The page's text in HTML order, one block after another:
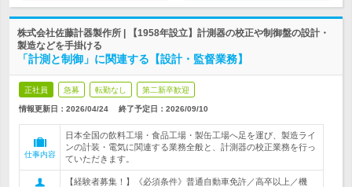
株式会社佐藤計器製作所 | 【1958年設立】計測器の校正や制御盤の設計・
製造などを手掛ける
「計測と制御」に関連する【設計・監督業務】
正社員 急募 転勤なし 第二新卒歓迎
情報更新日：2026/04/24 終了予定日： 2026/09/10
仕事内容
日本全国の飲料工場・食品工場・製缶工場へ足を運び、製造ライ
ンの計装・電気に関連する業務全般と、計測器の校正業務を行っ
ていただきます。
【経験者募集！】《必須条件》普通自動車免許／高卒以上／機